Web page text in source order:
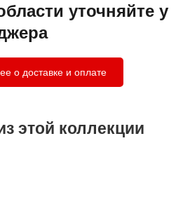
уточняйте у
о доставке и оплате
этой коллекции